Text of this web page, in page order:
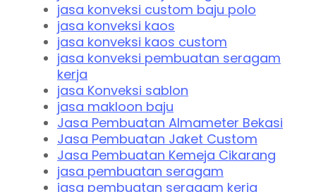
jasa konveksi custom baju polo
jasa konveksi kaos
jasa konveksi kaos custom
jasa konveksi pembuatan seragam
kerja
jasa Konveksi sablon
jasa makloon baju
Jasa Pembuatan Almameter Bekasi
Jasa Pembuatan Jaket Custom
Jasa Pembuatan Kemeja Cikarang
jasa pembuatan seragam
jasa pembuatan seragam kerja